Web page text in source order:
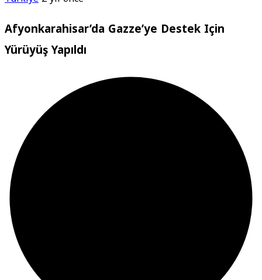
Afyonkarahisar’da Gazze’ye Destek Için
Yürüyüş Yapıldı